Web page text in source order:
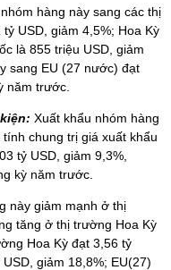
hàng này sang các thị
USD, giảm 4,5%; Hoa Kỳ
là 855 triệu USD, giảm
sang EU (27 nước) đạt
năm trước.
Xuất khẩu nhóm hàng
chung trị giá xuất khẩu
tỷ USD, giảm 9,3%,
kỳ năm trước.
này giảm mạnh ở thị
tăng ở thị trường Hoa Kỳ
Hoa Kỳ đạt 3,56 tỷ
giảm 18,8%; EU(27)